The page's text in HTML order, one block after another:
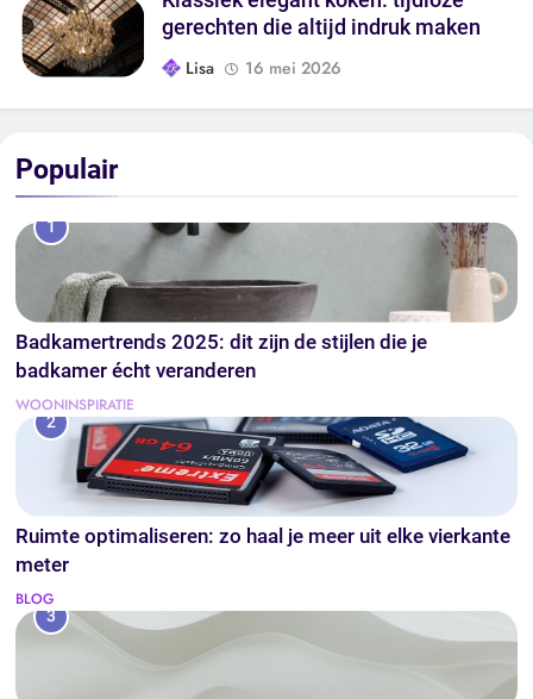
gerechten die altijd indruk maken
Lisa
16 mei 2026
Populair
1
Badkamertrends 2025: dit zijn de stijlen die je
badkamer écht veranderen
WOONINSPIRATIE
2
Ruimte optimaliseren: zo haal je meer uit elke vierkante
meter
BLOG
3